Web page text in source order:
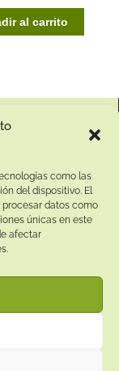
como las
del dispositivo. El
datos como
únicas en este
afectar
al carrito
España